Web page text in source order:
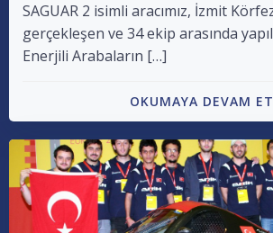
SAGUAR 2 isimli aracımız, İzmit
gerçekleşen ve 34 ekip arasında
Enerjili Arabaların […]
OKUMAYA DEVAM ET